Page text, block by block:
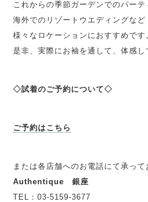
これからの季節ガーデンでのパーテ
海外でのリゾートウエディングなど
様々なロケーションにおすすめです
是非、実際にお袖を通して、体感し
◇試着のご予約について◇
ご予約はこちら
または各店舗へのお電話にて承って
Authentique 銀座
TEL：03-5159-3677